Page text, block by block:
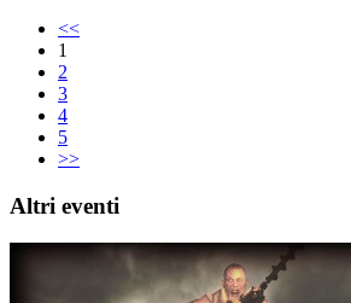
<<
1
2
3
4
5
>>
Altri eventi